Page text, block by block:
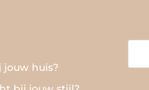
jouw huis?